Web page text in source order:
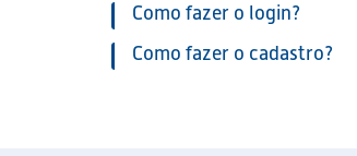
Como fazer o login?
Como fazer o cadastro?